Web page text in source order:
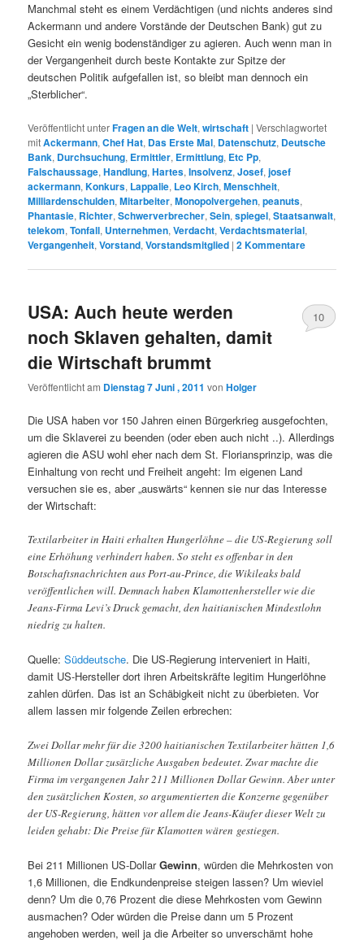
Manchmal steht es einem Verdächtigen (und nichts anderes sind
Ackermann und andere Vorstände der Deutschen Bank) gut zu
Gesicht ein wenig bodenständiger zu agieren. Auch wenn man in
der Vergangenheit durch beste Kontakte zur Spitze der
deutschen Politik aufgefallen ist, so bleibt man dennoch ein
„Sterblicher“.
Veröffentlicht unterFragen an die Welt,wirtschaft |Verschlagwortet
mitAckermann,Chef Hat, Das Erste Mal, Datenschutz, Deutsche
Bank, Durchsuchung, Ermittler, Ermittlung, Etc Pp,
Falschaussage,Handlung,Hartes,Insolvenz,Josef,josef
ackermann,Konkurs, Lappalie, Leo Kirch,Menschheit,
Milliardenschulden,Mitarbeiter,Monopolvergehen,peanuts,
Phantasie, Richter,Schwerverbrecher,Sein,spiegel,Staatsanwalt,
telekom,Tonfall, Unternehmen,Verdacht,Verdachtsmaterial,
Vergangenheit,Vorstand,Vorstandsmitglied |2Kommentare
USA: Auch heute werden
noch Sklaven gehalten, damit
die Wirtschaft brummt
Veröffentlicht am Dienstag 7 Juni , 2011 vonHolger
10
Die USA haben vor 150 Jahren einen Bürgerkrieg ausgefochten,
um die Sklaverei zu beenden (oder eben auch nicht ..). Allerdings
agieren die ASU wohl eher nach dem St. Floriansprinzip, was die
Einhaltung von recht und Freiheit angeht: Im eigenen Land
versuchen sie es, aber „auswärts“ kennen sie nur das Interesse
der Wirtschaft:
Textilarbeiter in Haiti erhalten Hungerlöhne – die US-Regierung soll
eine Erhöhung verhindert haben. So steht es offenbar in den
Botschaftsnachrichten aus Port-au-Prince, die Wikileaks bald
veröffentlichen will. Demnach haben Klamottenhersteller wie die
Jeans-Firma Levi’s Druck gemacht, den haitianischen Mindestlohn
niedrig zu halten.
Quelle:Süddeutsche. Die US-Regierung interveniert in Haiti,
damit US-Hersteller dort ihren Arbeitskräfte legitim Hungerlöhne
zahlen dürfen. Das ist an Schäbigkeit nicht zu überbieten. Vor
allem lassen mir folgende Zeilen erbrechen:
Zwei Dollar mehr für die 3200 haitianischen Textilarbeiter hätten 1,6
Millionen Dollar zusätzliche Ausgaben bedeutet. Zwar machte die
Firma im vergangenen Jahr 211 Millionen Dollar Gewinn. Aber unter
den zusätzlichen Kosten, so argumentierten die Konzerne gegenüber
der US-Regierung, hätten vor allem die Jeans-Käufer dieser Welt zu
leiden gehabt: Die Preise für Klamotten wären gestiegen.
Bei 211 Millionen US-DollarGewinn, würden die Mehrkosten von
1,6 Millionen, die Endkundenpreise steigen lassen? Um wieviel
denn? Um die 0,76 Prozent die diese Mehrkosten vom Gewinn
ausmachen? Oder würden die Preise dann um 5 Prozent
angehoben werden, weil ja die Arbeiter so unverschämt hohe